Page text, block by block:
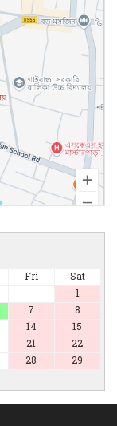
Fri
Sat
1
7
8
14
15
21
22
28
29